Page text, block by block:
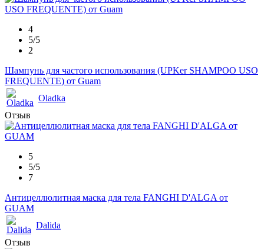
4
5/5
2
Шампунь для частого использования (UPKer SHAMPOO USO
FREQUENTE) от Guam
Oladka
Отзыв
5
5/5
7
Антицеллюлитная маска для тела FANGHI D'ALGA от
GUAM
Dalida
Отзыв